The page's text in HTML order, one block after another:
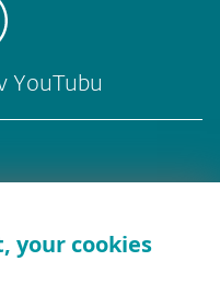
YouTubu
your cookies